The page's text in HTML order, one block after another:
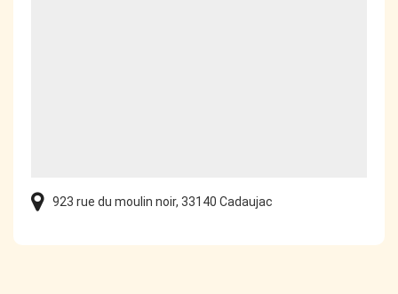
923 rue du moulin noir, 33140 Cadaujac